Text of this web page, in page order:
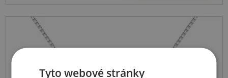
Tyto webové stránky